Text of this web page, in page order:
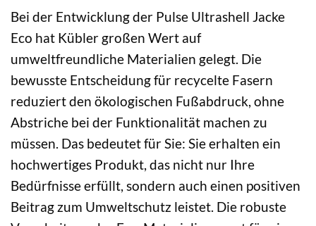
Bei der Entwicklung der Pulse Ultrashell Jacke
Eco hat Kübler großen Wert auf
umweltfreundliche Materialien gelegt. Die
bewusste Entscheidung für recycelte Fasern
reduziert den ökologischen Fußabdruck, ohne
Abstriche bei der Funktionalität machen zu
müssen. Das bedeutet für Sie: Sie erhalten ein
hochwertiges Produkt, das nicht nur Ihre
Bedürfnisse erfüllt, sondern auch einen positiven
Beitrag zum Umweltschutz leistet. Die robuste